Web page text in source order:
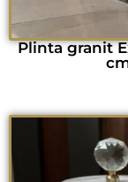
Plinta granit